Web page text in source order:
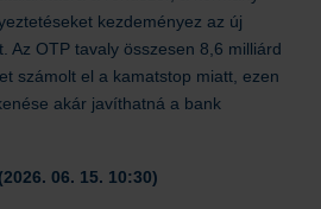
kezdeményez az új
Az OTP tavaly összesen 8,6 milliárd
számolt el a kamatstop miatt, ezen
akár javíthatná a bank
06. 15. 10:30)